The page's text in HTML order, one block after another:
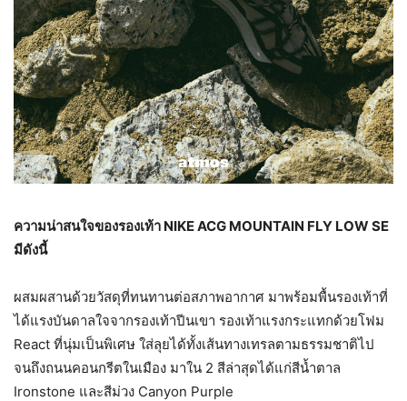
ความน่าสนใจของรองเท้า NIKE ACG MOUNTAIN FLY LOW SE
มีดังนี้
ผสมผสานด้วยวัสดุที่ทนทานต่อสภาพอากาศ มาพร้อมพื้นรองเท้าที่
ได้แรงบันดาลใจจากรองเท้าปีนเขา รองเท้าแรงกระแทกด้วยโฟม
React ที่นุ่มเป็นพิเศษ ใส่ลุยได้ทั้งเส้นทางเทรลตามธรรมชาติไป
จนถึงถนนคอนกรีตในเมือง มาใน 2 สีล่าสุดได้แก่สีน้ำตาล
Ironstone และสีม่วง Canyon Purple